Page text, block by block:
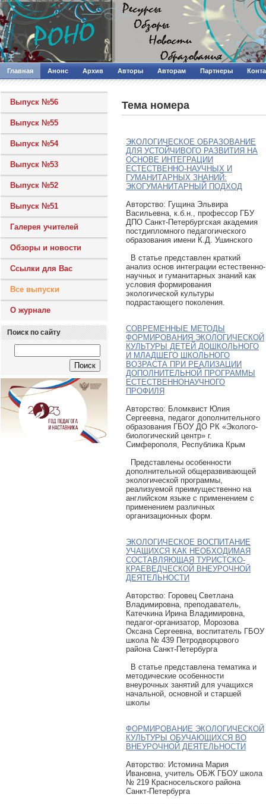
Главная Анонс Архив Авторы Авторам Партнеры
Выпуск №56
Выпуск №55
Выпуск №54
Выпуск №53
Выпуск №52
Выпуск №51
Галерея учителей
Обзоры и новости
Ссылки для Вас
Все выпуски
О журнале
Поиск по сайту
Тема номера
ЭКОЛОГИЧЕСКОЕ ОБРАЗОВАНИЕ
ДЛЯ УСТОЙЧИВОГО РАЗВИТИЯ НА
ОСНОВЕ ИНТЕГРАЦИИ
ЕСТЕСТВЕННО-НАУЧНЫХ И
ГУМАНИТАРНЫХ ЗНАНИЙ:
ЭКОГУМАНИТАРНЫЙ ПОДХОД
Авторcтво: Гущина Эльвира
Васильевна, к.б.н., профессор ГБУ
ДПО Санкт-Петербургская академия
постдипломного педагогического
образования имени К.Д. Ушинского
В статье представлен краткий
анализ основ интеграции естественно-
научных и гуманитарных знаний как
условия формирования
экологической культуры
подрастающего поколения.
СОВРЕМЕННЫЕ МЕТОДЫ
ФОРМИРОВАНИЯ ЭКОЛОГИЧЕСКОЙ
КУЛЬТУРЫ ДЕТЕЙ ДОШКОЛЬНОГО
И МЛАДШЕГО ШКОЛЬНОГО
ВОЗРАСТА ПРИ РЕАЛИЗАЦИИ
ДОПОЛНИТЕЛЬНОЙ ПРОГРАММЫ
ЕСТЕСТВЕННОНАУЧНОГО
ПРОФИЛЯ
Авторcтво: Бломквист Юлия
Сергеевна, педагог дополнительного
образования ГБОУ ДО РК «Эколого-
биологический центр» г.
Симферополя, Республика Крым
Представлены особенности
дополнительной общеразвивающей
экологической программы,
реализуемой преимущественно на
английском языке с применением с
применением различных
организационных форм.
ЭКОЛОГИЧЕСКОЕ ВОСПИТАНИЕ
УЧАЩИХСЯ КАК НЕОБХОДИМАЯ
СОСТАВЛЯЮЩАЯ ТУРИСТСКО-
КРАЕВЕДЧЕСКОЙ ВНЕУРОЧНОЙ
ДЕЯТЕЛЬНОСТИ
Авторcтво: Горовец Светлана
Владимировна, преподаватель,
Катечкина Ирина Владимировна,
педагог-организатор, Морозова
Оксана Сергеевна, воспитатель ГБОУ
школа № 439 Петродворцового
района Санкт-Петербурга
В статье представлена тематика и
методические особенности
внеурочных занятий для учащихся
начальной, основной и старшей
школы
ФОРМИРОВАНИЕ ЭКОЛОГИЧЕСКОЙ
КУЛЬТУРЫ ОБУЧАЮЩИХСЯ ВО
ВНЕУРОЧНОЙ ДЕЯТЕЛЬНОСТИ
Авторcтво: Истомина Мария
Ивановна, учитель ОБЖ ГБОУ школа
№ 219 Красносельского района
Санкт-Петербурга